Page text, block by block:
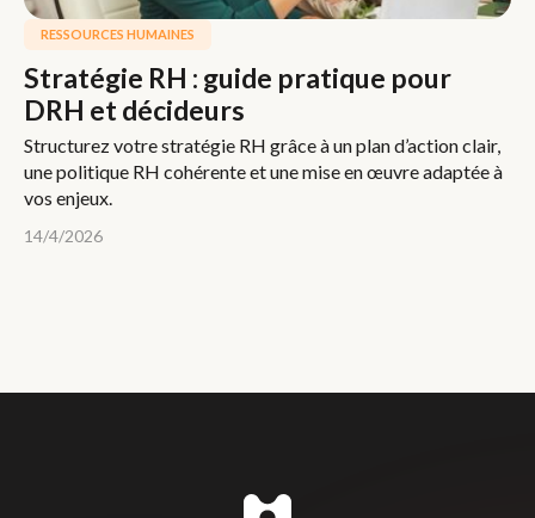
RESSOURCES HUMAINES
Stratégie RH : guide pratique pour
DRH et décideurs
Structurez votre stratégie RH grâce à un plan d’action clair,
une politique RH cohérente et une mise en œuvre adaptée à
vos enjeux.
14/4/2026